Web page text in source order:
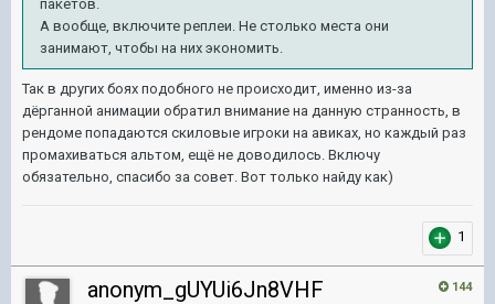
пакетов.
А вообще, включите реплеи. Не столько места они
занимают, чтобы на них экономить.
Так в других боях подобного не происходит, именно из-за
дёрганной анимации обратил внимание на данную странность, в
рендоме попадаются скиловые игроки на авиках, но каждый раз
промахиваться альтом, ещё не доводилось. Включу
обязательно, спасибо за совет. Вот только найду как)
1
144
anonym_gUYUi6Jn8VHF